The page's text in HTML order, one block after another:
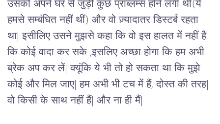
उसको अपने घर से जुड़ी कुछ प्रॉब्लम्स होने लगी थीं(ये
हमसे सम्बंधित नहीं थीं) और वो ज़्यादातर डिस्टर्ब रहता
था| इसीलिए उसने मुझसे कहा कि वो इस हालत में नहीं है
कि कोई वादा कर सके ,इसलिए अच्छा होगा कि हम अभी
ब्रेक अप कर लें| क्यूंकि ये भी तो हो सकता था कि मुझे
कोई और मिल जाए| हम अभी भी टच में हैं, दोस्त की तरह|
वो किसी के साथ नहीं हैं| और ना ही मैं|